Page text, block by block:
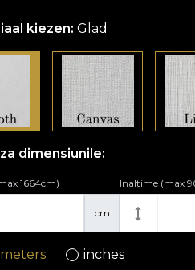
kiezen:Glad
dimensiunile:
cm
1664cm) Inaltime (max
inches